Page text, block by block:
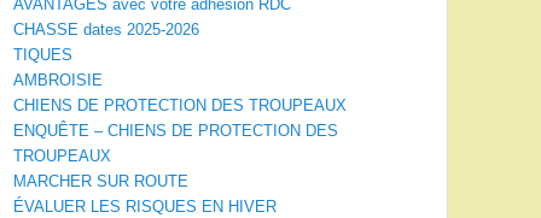
AVANTAGES avec votre adhésion RDC
CHASSE dates 2025-2026
TIQUES
AMBROISIE
CHIENS DE PROTECTION DES TROUPEAUX
ENQUÊTE – CHIENS DE PROTECTION DES
TROUPEAUX
MARCHER SUR ROUTE
ÉVALUER LES RISQUES EN HIVER